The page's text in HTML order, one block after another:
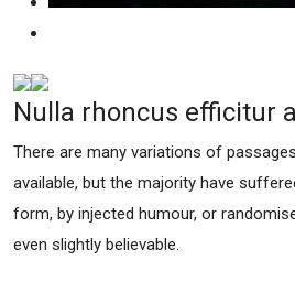
Nulla rhoncus efficitur
There are many variations of
available, but the majority have
form, by injected humour, or
even slightly believable.